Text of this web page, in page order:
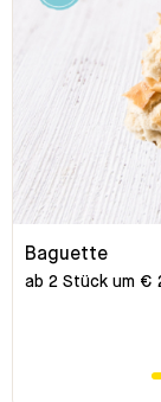
Baguette
ab 2 Stück um €